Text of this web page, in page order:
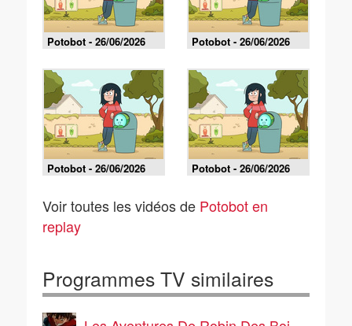
Potobot - 26/06/2026 Potobot - 26/06/2026
Potobot - 26/06/2026 Potobot - 26/06/2026
Voir toutes les vidéos de Potobot en
replay
Programmes TV similaires